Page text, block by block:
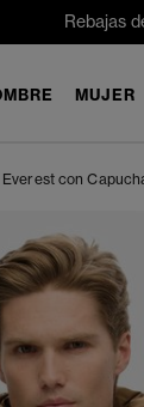
Rebajas
MUJER
con